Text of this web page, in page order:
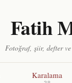
Fatih
Fotoğraf, şiir, defter
Karalama